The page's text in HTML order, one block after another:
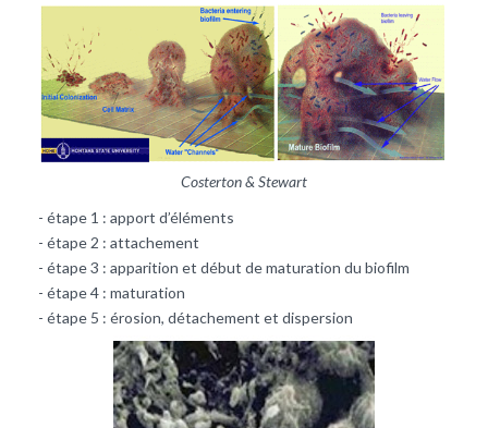
Costerton & Stewart
- étape 1 : apport d’éléments
- étape 2 : attachement
- étape 3 : apparition et début de maturation du biofilm
- étape 4 : maturation
- étape 5 : érosion, détachement et dispersion